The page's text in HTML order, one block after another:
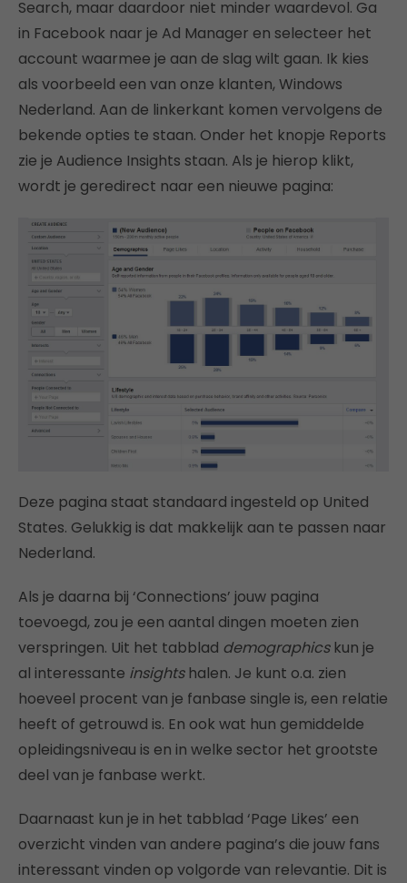
Search, maar daardoor niet minder waardevol. Ga
in Facebook naar je Ad Manager en selecteer het
account waarmee je aan de slag wilt gaan. Ik kies
als voorbeeld een van onze klanten, Windows
Nederland. Aan de linkerkant komen vervolgens de
bekende opties te staan. Onder het knopje Reports
zie je Audience Insights staan. Als je hierop klikt,
wordt je geredirect naar een nieuwe pagina:
Deze pagina staat standaard ingesteld op United
States. Gelukkig is dat makkelijk aan te passen naar
Nederland.
Als je daarna bij ‘Connections’ jouw pagina
toevoegd, zou je een aantal dingen moeten zien
verspringen. Uit het tabblad demographicskun je
al interessante insightshalen. Je kunt o.a. zien
hoeveel procent van je fanbase single is, een relatie
heeft of getrouwd is. En ook wat hun gemiddelde
opleidingsniveau is en in welke sector het grootste
deel van je fanbase werkt.
Daarnaast kun je in het tabblad ‘Page Likes’ een
overzicht vinden van andere pagina’s die jouw fans
interessant vinden op volgorde van relevantie. Dit is